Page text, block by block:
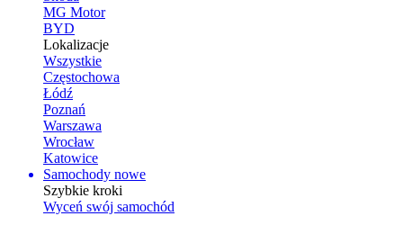
MG Motor
BYD
Lokalizacje
Wszystkie
Częstochowa
Łódź
Poznań
Warszawa
Wrocław
Katowice
Samochody nowe
Szybkie kroki
Wyceń swój samochód